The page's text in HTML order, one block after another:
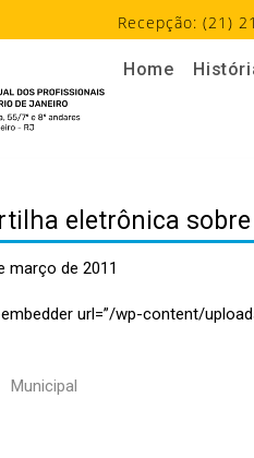
Recepção: (21)
Home
eletrônica sobre
março de 2011
url=”/wp-content/
Municipal